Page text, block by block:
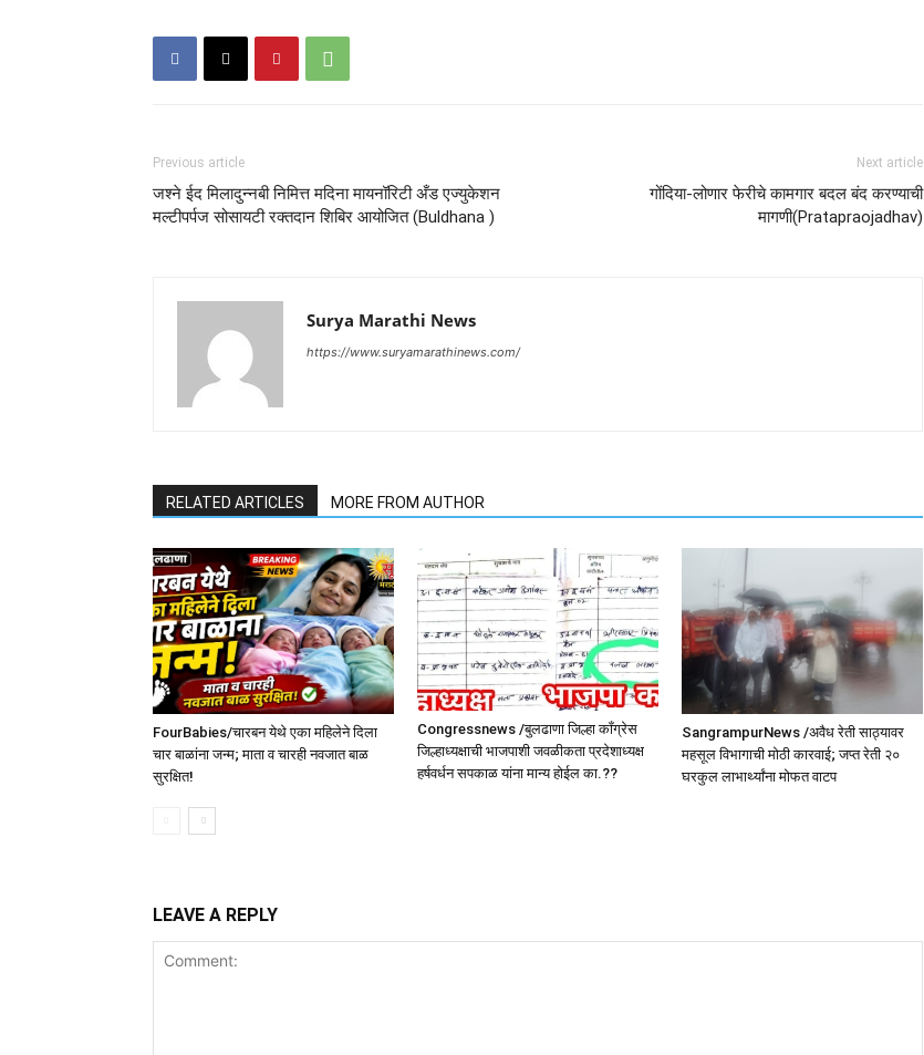
Previous article
जश्ने ईद मिलादुन्नबी निमित्त मदिना मायनॉरिटी अँड एज्युकेशन
मल्टीपर्पज सोसायटी रक्तदान शिबिर आयोजित (Buldhana )
Next article
गोंदिया-लोणार फेरीचे कामगार बदल बंद करण्याची
मागणी(Pratapraojadhav)
Surya Marathi News
https://www.suryamarathinews.com/
RELATED ARTICLES MORE FROM AUTHOR
FourBabies/चारबन येथे एका महिलेने दिला
चार बाळांना जन्म; माता व चारही नवजात बाळ
सुरक्षित!
Congressnews /बुलढाणा जिल्हा कॉंग्रेस
जिल्हाध्यक्षाची भाजपाशी जवळीकता प्रदेशाध्यक्ष
हर्षवर्धन सपकाळ यांना मान्य होईल का.??
SangrampurNews /अवैध रेती साठ्यावर
महसूल विभागाची मोठी कारवाई; जप्त रेती २०
घरकुल लाभार्थ्यांना मोफत वाटप
LEAVE A REPLY